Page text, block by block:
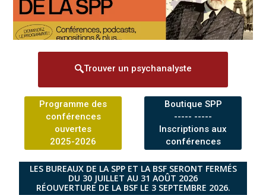
Trouver un psychanalyste
Programme des
conférences
ouvertes
2025-2026
Boutique SPP
----- -----
Inscriptions aux
conférences
LES BUREAUX DE LA SPP ET LA BSF SERONT FERMÉS
DU 30 JUILLET AU 31 AOÛT 2026
RÉOUVERTURE DE LA BSF LE 3 SEPTEMBRE 2026.